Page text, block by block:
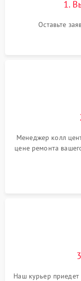
1.
Оставьте
Менеджер колл
цене ремонта
Наш курьер